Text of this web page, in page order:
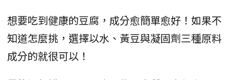
想要吃到健康的豆腐，成分愈簡單愈好！如果不
知道怎麼挑，選擇以水、黃豆與凝固劑三種原料
成分的就很可以！